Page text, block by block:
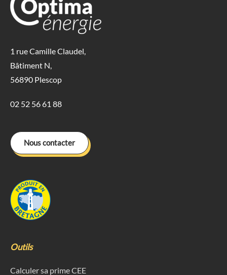
1 rue Camille Claudel,
Bâtiment N,
56890 Plescop
02 52 56 61 88
Nous contacter
Outils
Calculer sa prime CEE